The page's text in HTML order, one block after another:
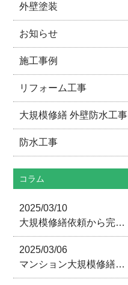
外壁塗装
お知らせ
施工事例
リフォーム工事
大規模修繕 外壁防水工事
防水工事
コラム
2025/03/10
大規模修繕依頼から完…
2025/03/06
マンション大規模修繕…